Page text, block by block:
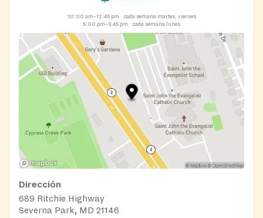
10:00 am–12:45 pm
cada semana martes, viernes
5:00 pm–6:45 pm
cada semana lunes
Dirección
689 Ritchie Highway
Severna Park, MD 21146